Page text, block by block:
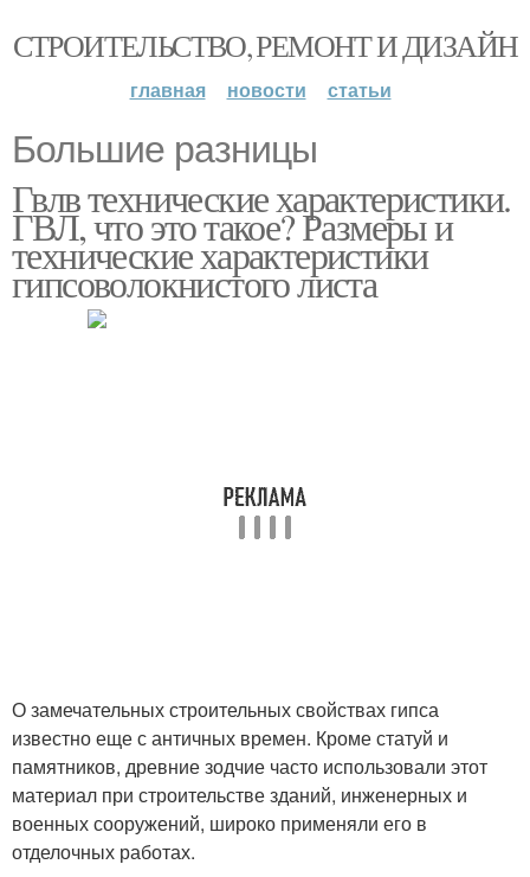
СТРОИТЕЛЬСТВО, РЕМОНТ И ДИЗАЙН
главная новости статьи
Большие разницы
Гвлв технические характеристики.
ГВЛ, что это такое? Размеры и
технические характеристики
гипсоволокнистого листа
О замечательных строительных свойствах гипса
известно еще с античных времен. Кроме статуй и
памятников, древние зодчие часто использовали этот
материал при строительстве зданий, инженерных и
военных сооружений, широко применяли его в
отделочных работах.